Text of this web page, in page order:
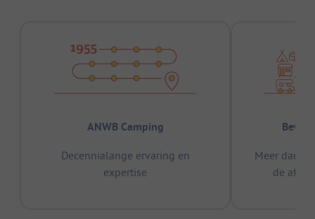
ANWB Camping
Decennialange ervaring en
expertise
Meer dan
de